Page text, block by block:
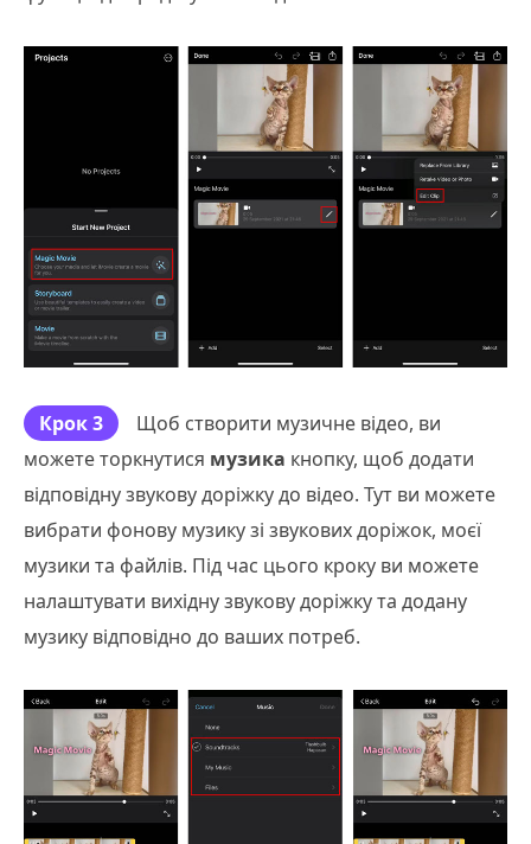
Крок 3
Щоб створити музичне відео, ви
можете торкнутися музика кнопку, щоб додати
відповідну звукову доріжку до відео. Тут ви можете
вибрати фонову музику зі звукових доріжок, моєї
музики та файлів. Під час цього кроку ви можете
налаштувати вихідну звукову доріжку та додану
музику відповідно до ваших потреб.